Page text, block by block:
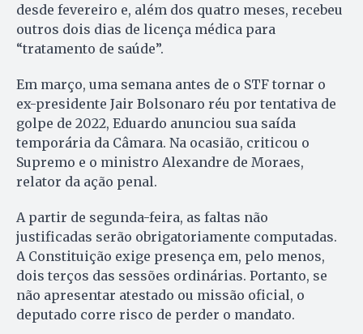
desde fevereiro e, além dos quatro meses, recebeu
outros dois dias de licença médica para
“tratamento de saúde”.
Em março, uma semana antes de o STF tornar o
ex-presidente Jair Bolsonaro réu por tentativa de
golpe de 2022, Eduardo anunciou sua saída
temporária da Câmara. Na ocasião, criticou o
Supremo e o ministro Alexandre de Moraes,
relator da ação penal.
A partir de segunda-feira, as faltas não
justificadas serão obrigatoriamente computadas.
A Constituição exige presença em, pelo menos,
dois terços das sessões ordinárias. Portanto, se
não apresentar atestado ou missão oficial, o
deputado corre risco de perder o mandato.